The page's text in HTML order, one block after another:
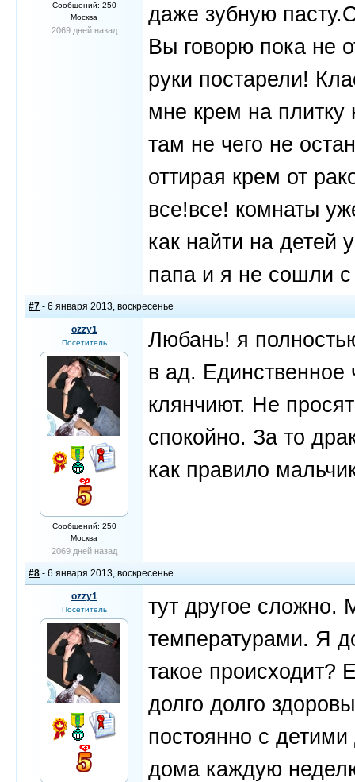
Сообщений: 250
Москва
2069 дней назад
даже зубную
Вы говорю пока не
руки постарели!
мне крем на
там не чего не
оттирая крем от
все!все! комнаты
как найти на детей
папа и я не сошли
#7 - 6 января 2013, воскресенье
ozzy1
Посетитель
Сообщений: 250
Москва
2069 дней назад
Любань! я
в ад. Единственное
клянчиют. Не
спокойно. За то
как правило
#8 - 6 января 2013, воскресенье
ozzy1
Посетитель
тут другое сложно.
температурами. Я
такое происходит?
долго долго
постоянно с
дома каждую